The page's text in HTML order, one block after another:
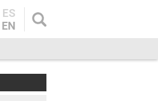
ES
EN